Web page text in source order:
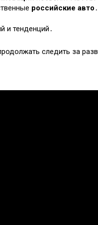
российские авто
и тенденций․
следить за